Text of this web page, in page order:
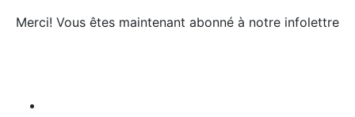
Merci! Vous êtes maintenant abonné à notre infolettre